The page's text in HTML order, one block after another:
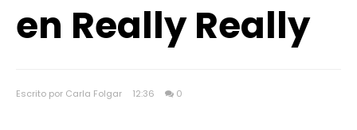
en Really Really
Escrito por Carla Folgar 12:36 0